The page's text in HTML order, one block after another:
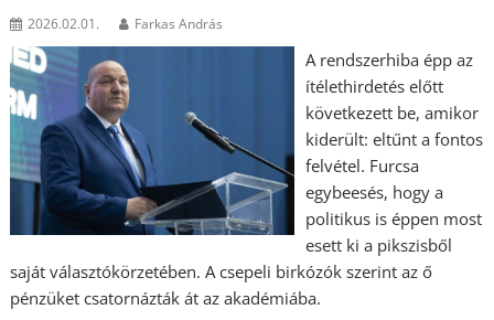
2026.02.01. Farkas András
A rendszerhiba épp az
ítélethirdetés előtt
következett be, amikor
kiderült: eltűnt a fontos
felvétel. Furcsa
egybeesés, hogy a
politikus is éppen most
esett ki a pikszisből
saját választókörzetében. A csepeli birkózók szerint az ő
pénzüket csatornázták át az akadémiába.